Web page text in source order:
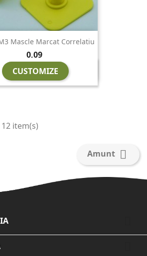
Mascle Marcat Correlatiu
Preu
0,09
CUSTOMIZE
item(s)
Amunt 